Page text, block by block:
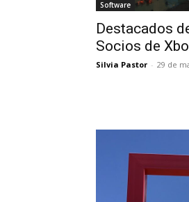
Software
Destacados
Socios de
Silvia Pastor - 29 de